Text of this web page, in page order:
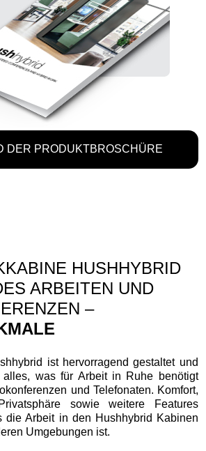
DER PRODUKTBROSCHÜRE
HUSHHYBRID
ARBEITEN UND
–
ist hervorragend gestaltet und
alles, was für Arbeit in Ruhe benötigt
und Telefonaten. Komfort,
sowie weitere Features
die Arbeit in den Hushhybrid Kabinen
Umgebungen ist.